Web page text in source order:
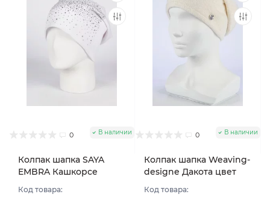
0 В наличии
Колпак шапка SAYA
EMBRA Кашкорсе
Код товара:
0 В наличии
Колпак шапка Weaving-
designe Дакота цвет
Код товара: